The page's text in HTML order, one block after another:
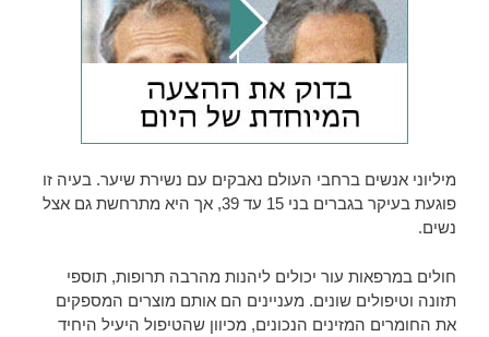
מיליוני אנשים ברחבי העולם נאבקים עם נשירת שיער. בעיה זו
פוגעת בעיקר בגברים בני 15 עד 39, אך היא מתרחשת גם אצל
נשים.
חולים במרפאות עור יכולים ליהנות מהרבה תרופות, תוספי
תזונה וטיפולים שונים. מעניינים הם אותם מוצרים המספקים
את החומרים המזינים הנכונים, מכיוון שהטיפול היעיל היחיד